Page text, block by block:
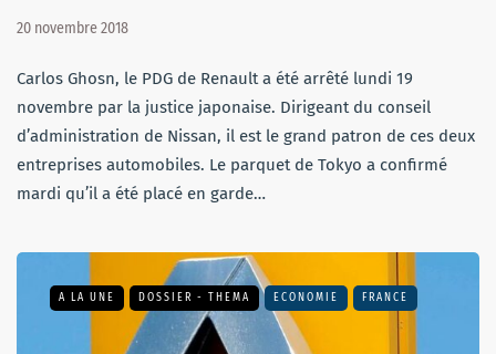
20 novembre 2018
Carlos Ghosn, le PDG de Renault a été arrêté lundi 19
novembre par la justice japonaise. Dirigeant du conseil
d’administration de Nissan, il est le grand patron de ces deux
entreprises automobiles. Le parquet de Tokyo a confirmé
mardi qu’il a été placé en garde…
A LA UNE DOSSIER - THEMA ECONOMIE FRANCE